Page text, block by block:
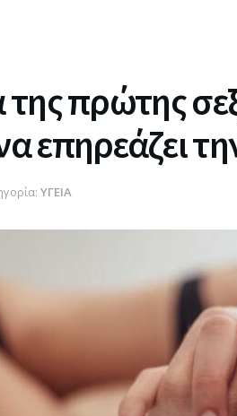
της πρώτης
επηρεάζει
ΥΓΕΙΑ